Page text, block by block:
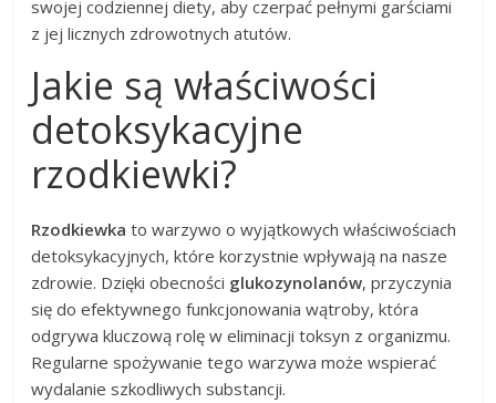
swojej codziennej diety, aby czerpać pełnymi garściami
z jej licznych zdrowotnych atutów.
Jakie są właściwości
detoksykacyjne
rzodkiewki?
Rzodkiewka to warzywo o wyjątkowych właściwościach
detoksykacyjnych, które korzystnie wpływają na nasze
zdrowie. Dzięki obecności glukozynolanów, przyczynia
się do efektywnego funkcjonowania wątroby, która
odgrywa kluczową rolę w eliminacji toksyn z organizmu.
Regularne spożywanie tego warzywa może wspierać
wydalanie szkodliwych substancji.